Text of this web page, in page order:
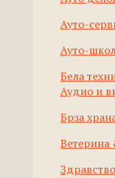
Ауто-
Ауто-
Бела
Аудио и
Брза